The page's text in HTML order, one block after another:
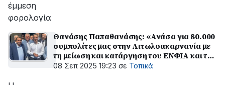
έμμεση
φορολογία
Θανάσης Παπαθανάσης: «Ανάσα για 80.000
συμπολίτες μας στην Αιτωλοακαρνανία με
τη μείωση και κατάργηση του ΕΝΦΙΑ και τη
μείωση κατά 50% της φορολογίας στους
08 Σεπ 2025 19:23 σε Τοπικά